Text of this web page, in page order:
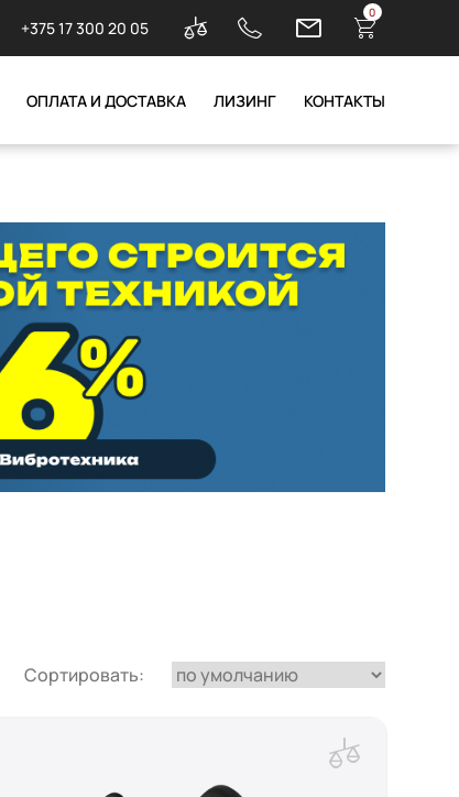
+375 17 300 20 05
0
ОПЛАТА И ДОСТАВКА ЛИЗИНГ КОНТАКТЫ
Сортировать: